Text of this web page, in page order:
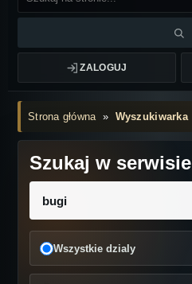
ZALOGUJ
Strona główna» Wyszukiwarka
Szukaj w serwisie
Wszystkie dzialy